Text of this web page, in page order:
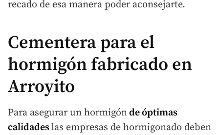
recado de esa manera poder aconsejarte.
Cementera para el
hormigón fabricado en
Arroyito
Para asegurar un hormigónde óptimas
calidadeslas empresas de hormigonado deben